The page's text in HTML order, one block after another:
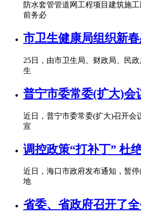
防水套管管道网工程项目建筑施
前务必
市卫生健康局组织新
25日，由市卫生局、财政局、民
生
普宁市委常委(扩大)会
近日，普宁市委常委(扩大)召开会
宣
调控政策“打补丁” 杜
近日，海口市政府发布通知，暂
地
省委、省政府召开了